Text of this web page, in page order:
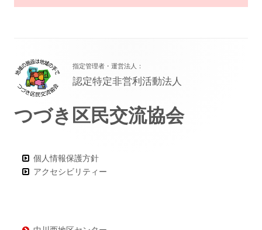
ッ
タ
ー・
ン
テ
指定管理者・運営法人：
認定特定非営利活動法人
つづき区民交流協会
個人情報保護方針
アクセシビリティー